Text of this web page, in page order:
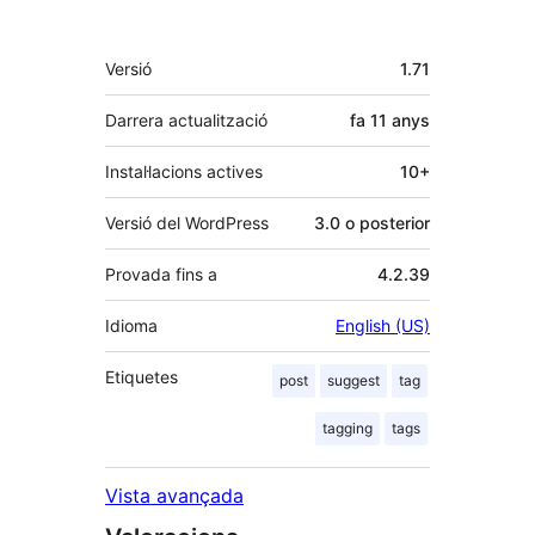
Meta
Versió 1.71
Darrera actualització fa 11 anys
Instal·lacions actives 10+
Versió del WordPress 3.0 o posterior
Provada fins a 4.2.39
Idioma English (US)
Etiquetes post suggest tag
tagging tags
Vista avançada